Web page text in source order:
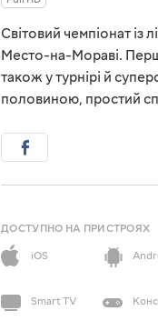
Світовий чемпіонат із
Место-на-Мораві.
також у турнірі й
половиною, простий
ДОСТУПНО НА ПРИСТРОЯХ
iOS
Smart TV